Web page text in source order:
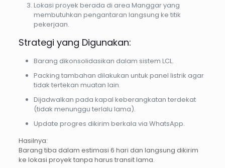
Lokasi proyek berada di area Manggar yang
membutuhkan pengantaran langsung ke titik
pekerjaan.
Strategi yang Digunakan:
Barang dikonsolidasikan dalam sistem LCL.
Packing tambahan dilakukan untuk panel listrik agar
tidak tertekan muatan lain.
Dijadwalkan pada kapal keberangkatan terdekat
(tidak menunggu terlalu lama).
Update progres dikirim berkala via WhatsApp.
Hasilnya:
Barang tiba dalam estimasi 6 hari dan langsung dikirim
ke lokasi proyek tanpa harus transit lama.